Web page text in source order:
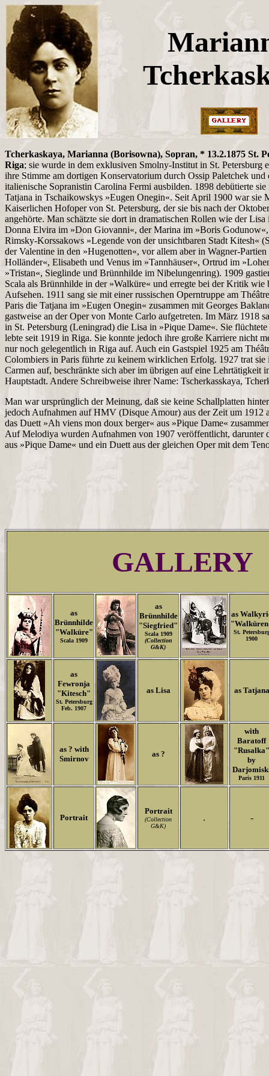
Tcherkaskaya, Marianna (Borisowna), Sopran, * 13.2.1875 St.
Riga; sie wurde in dem exklusiven Smolny-Institut in St. Petersburg
ihre Stimme am dortigen Konservatorium durch Ossip Paletchek und
italienische Sopranistin Carolina Fermi ausbilden. 1898 debütierte
Tatjana in Tschaikowskys »Eugen Onegin«. Seit April 1900 war sie
Kaiserlichen Hofoper von St. Petersburg, der sie bis nach der
angehörte. Man schätzte sie dort in dramatischen Rollen wie der
Donna Elvira im »Don Giovanni«, der Marina im »Boris
Rimsky-Korssakows »Legende von der unsichtbaren Stadt Kitesh«
der Valentine in den »Hugenotten«, vor allem aber in Wagner-
Holländer«, Elisabeth und Venus im »Tannhäuser«, Ortrud im
»Tristan«, Sieglinde und Brünnhilde im Nibelungenring). 1909
Scala als Brünnhilde in der »Walküre« und erregte bei der Kritik wie
Aufsehen. 1911 sang sie mit einer russischen Operntruppe am
Paris die Tatjana im »Eugen Onegin« zusammen mit Georges
gastweise an der Oper von Monte Carlo aufgetreten. Im März 1918
in St. Petersburg (Leningrad) die Lisa in »Pique Dame«. Sie
lebte seit 1919 in Riga. Sie konnte jedoch ihre große Karriere nicht
nur noch gelegentlich in Riga auf. Auch ein Gastspiel 1925 am
Colombiers in Paris führte zu keinem wirklichen Erfolg. 1927 trat sie
Carmen auf, beschränkte sich aber im übrigen auf eine Lehrtätigkeit
Hauptstadt. Andere Schreibweise ihrer Name: Tscherkasskaya,
Man war ursprünglich der Meinung, daß sie keine Schallplatten
jedoch Aufnahmen auf HMV (Disque Amour) aus der Zeit um 1912
das Duett »Ah viens mon doux berger« aus »Pique Dame«
Auf Melodiya wurden Aufnahmen von 1907 veröffentlicht, darunter
aus »Pique Dame« und ein Duett aus der gleichen Oper mit dem
GALLERY
as
Brünnhilde
"Walküre"
Scala 1909
as
Brünnhilde
"Siegfried"
Scala 1909
(Collection
G&K)
as
St.
1900
as
Fewronja
"Kitesch"
St. Petersburg
Feb. 1907
as Lisa as Tatjana
as ? with
Smirnov
as ?
with
Baratoff
"Rusalka"
by
Paris 1911
Portrait
Portrait
(Collection
G&K)
. -